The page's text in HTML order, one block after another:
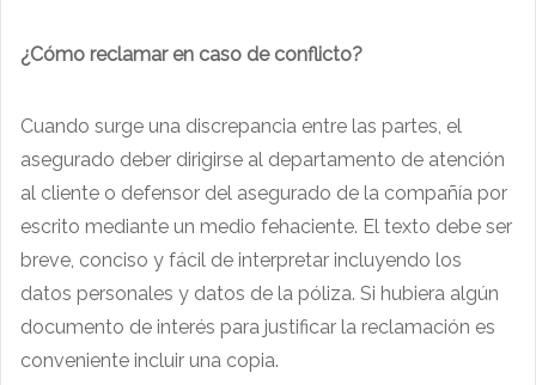
¿Cómo reclamar en caso de conflicto?
Cuando surge una discrepancia entre las partes, el
asegurado deber dirigirse al departamento de atención
al cliente o defensor del asegurado de la compañía por
escrito mediante un medio fehaciente. El texto debe ser
breve, conciso y fácil de interpretar incluyendo los
datos personales y datos de la póliza. Si hubiera algún
documento de interés para justificar la reclamación es
conveniente incluir una copia.